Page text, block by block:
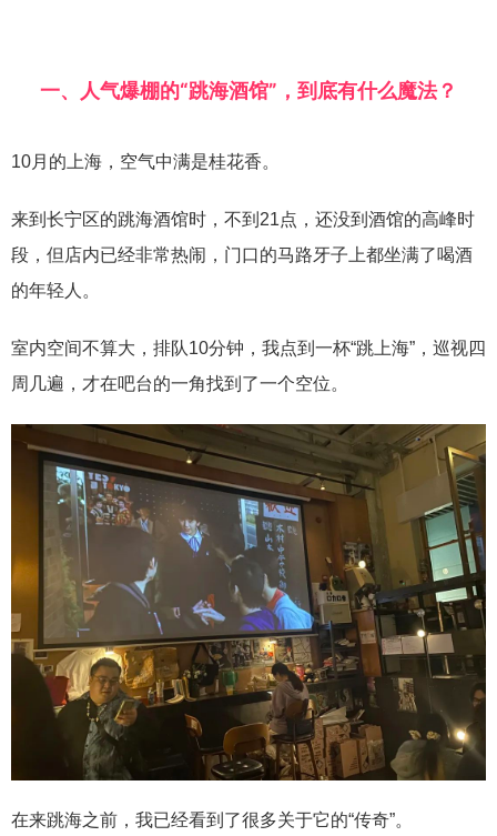
一、人气爆棚的“跳海酒馆”， 到底有什么魔法？
10月的上海，空气中满是桂花香。
来到长宁区的跳海酒馆时，不到21点，还没到酒馆的高峰时
段，但店内已经非常热闹，门口的马路牙子上都坐满了喝酒
的年轻人。
室内空间不算大，排队10分钟，我点到一杯“跳上海”，巡视四
周几遍，才在吧台的一角找到了一个空位。
在来跳海之前，我已经看到了很多关于它的“传奇”。